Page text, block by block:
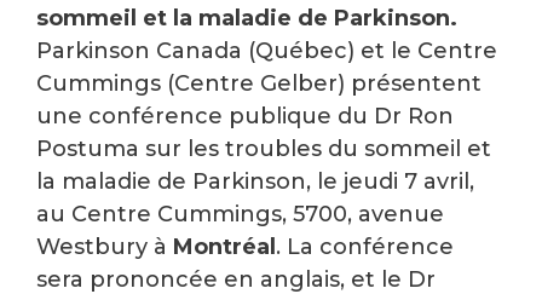
sommeil et la maladie de Parkinson.
Parkinson Canada (Québec) et le Centre
Cummings (Centre Gelber) présentent
une conférence publique du Dr Ron
Postuma sur les troubles du sommeil et
la maladie de Parkinson, le jeudi 7 avril,
au Centre Cummings, 5700, avenue
Westbury à Montréal . La conférence
sera prononcée en anglais, et le Dr